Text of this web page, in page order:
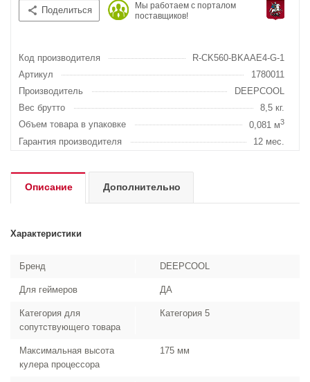
Поделиться
Мы работаем с порталом
поставщиков!
Код производителя
R-CK560-BKAAE4-G-1
Артикул
1780011
Производитель
DEEPCOOL
Вес брутто
8,5 кг.
Объем товара в упаковке
0,081 м3
Гарантия производителя 12 мес.
Описание Дополнительно
Характеристики
Бренд DEEPCOOL
Для геймеров ДА
Категория для
сопутствующего товара
Категория 5
Максимальная высота
кулера процессора
175 мм